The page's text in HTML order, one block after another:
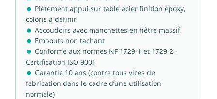
Piétement appui sur table acier finition époxy,
coloris à définir
Accoudoirs avec manchettes en hêtre massif
Embouts non tachant
Conforme aux normes NF 1729-1 et 1729-2 -
Certification ISO 9001
Garantie 10 ans (contre tous vices de
fabrication dans le cadre d’une utilisation
normale)